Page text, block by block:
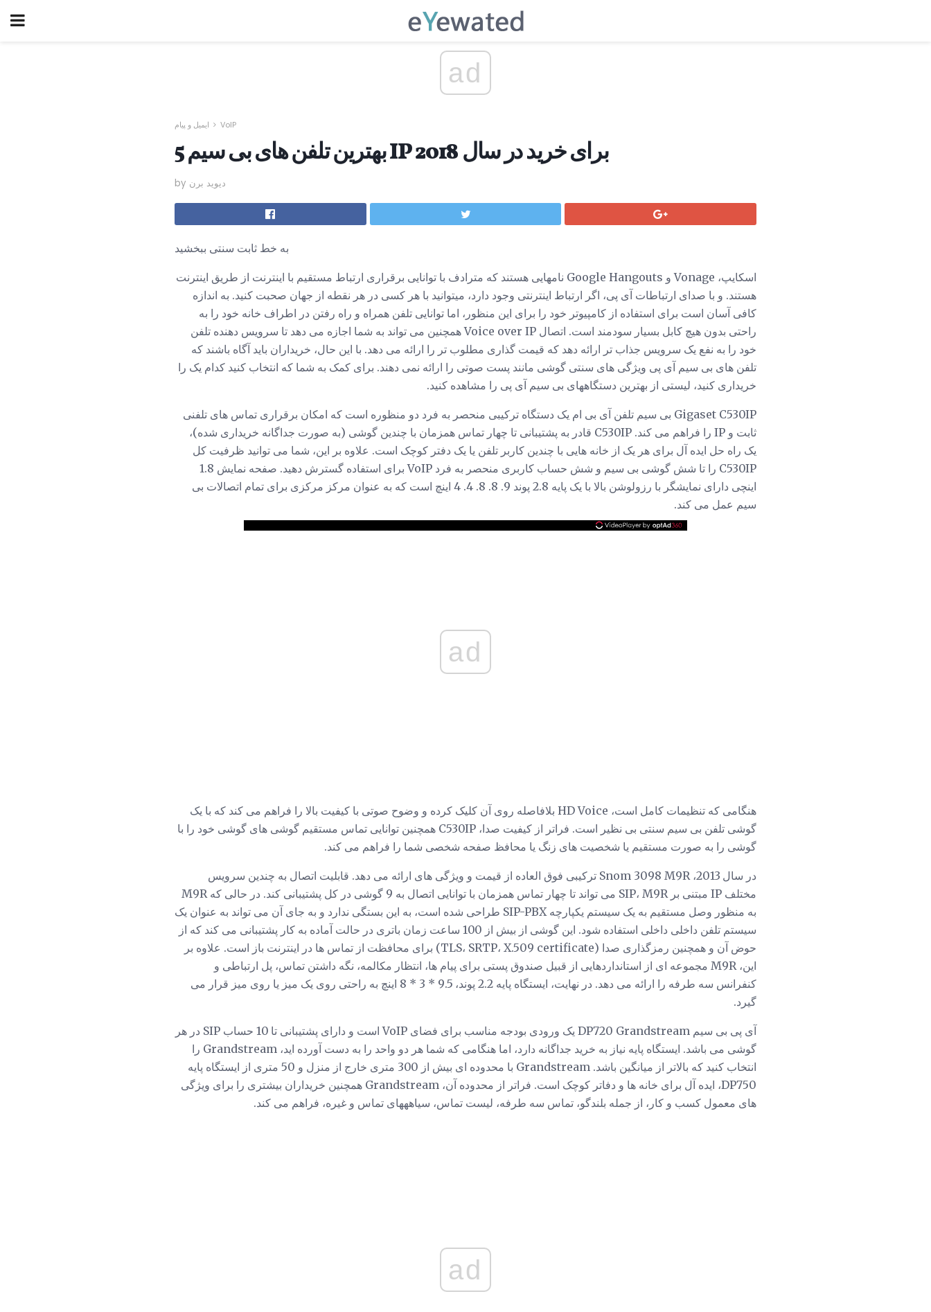
ad
ایمیل و پیام VoIP
5 بهترین تلفن های بی سیم IP برای خرید در سال 2018
by دیوید برن
به خط ثابت سنتی ببخشید
اسکایپ، Vonage و Google Hangouts نامهایی هستند که مترادف با توانایی برقراری ارتباط مستقیم با اینترنت از طریق اینترنت
هستند. و با صدای ارتباطات آی پی، اگر ارتباط اینترنتی وجود دارد، میتوانید با هر کسی در هر نقطه از جهان صحبت کنید. به اندازه
کافی آسان است برای استفاده از کامپیوتر خود را برای این منظور، اما توانایی تلفن همراه و راه رفتن در اطراف خانه خود را به
راحتی بدون هیچ کابل بسیار سودمند است. اتصال Voice over IP همچنین می تواند به شما اجازه می دهد تا سرویس دهنده تلفن
خود را به نفع یک سرویس جذاب تر ارائه دهد که قیمت گذاری مطلوب تر را ارائه می دهد. با این حال، خریداران باید آگاه باشند که
تلفن های بی سیم آی پی ویژگی های سنتی گوشی مانند پست صوتی را ارائه نمی دهند. برای کمک به شما که انتخاب کنید کدام یک را
خریداری کنید، لیستی از بهترین دستگاههای بی سیم آی پی را مشاهده کنید.
Gigaset C530IP بی سیم تلفن آی بی ام یک دستگاه ترکیبی منحصر به فرد دو منظوره است که امکان برقراری تماس های تلفنی
ثابت و IP را فراهم می کند. C530IP قادر به پشتیبانی تا چهار تماس همزمان با چندین گوشی (به صورت جداگانه خریداری شده)،
یک راه حل ایده آل برای هر یک از خانه هایی با چندین کاربر تلفن یا یک دفتر کوچک است. علاوه بر این، شما می توانید ظرفیت کل
C530IP را تا شش گوشی بی سیم و شش حساب کاربری منحصر به فرد VoIP برای استفاده گسترش دهید. صفحه نمایش 1.8
اینچی دارای نمایشگر با رزولوشن بالا با یک پایه 2.8 پوند 9. 8. 8. 4. 4 اینچ است که به عنوان مرکز مرکزی برای تمام اتصالات بی
سیم عمل می کند.
ad
هنگامی که تنظیمات کامل است، HD Voice بلافاصله روی آن کلیک کرده و وضوح صوتی با کیفیت بالا را فراهم می کند که با یک
گوشی تلفن بی سیم سنتی بی نظیر است. فراتر از کیفیت صدا، C530IP همچنین توانایی تماس مستقیم گوشی های گوشی خود را با
گوشی را به صورت مستقیم یا شخصیت های زنگ یا محافظ صفحه شخصی شما را فراهم می کند.
در سال 2013، Snom 3098 M9R ترکیبی فوق العاده از قیمت و ویژگی های ارائه می دهد. قابلیت اتصال به چندین سرویس
مختلف IP مبتنی بر SIP، M9R می تواند تا چهار تماس همزمان با توانایی اتصال به 9 گوشی در کل پشتیبانی کند. در حالی که M9R
به منظور وصل مستقیم به یک سیستم یکپارچه SIP-PBX طراحی شده است، به این بستگی ندارد و به جای آن می تواند به عنوان یک
سیستم تلفن داخلی داخلی استفاده شود. این گوشی از بیش از 100 ساعت زمان باتری در حالت آماده به کار پشتیبانی می کند که از
حوض آن و همچنین رمزگذاری صدا (TLS، SRTP، X.509 certificate) برای محافظت از تماس ها در اینترنت باز است. علاوه بر
این، M9R مجموعه ای از استانداردهایی از قبیل صندوق پستی برای پیام ها، انتظار مکالمه، نگه داشتن تماس، پل ارتباطی و
کنفرانس سه طرفه را ارائه می دهد. در نهایت، ایستگاه پایه 2.2 پوند، 9.5 * 3 * 8 اینچ به راحتی روی یک میز یا روی میز قرار می
گیرد.
آی پی بی سیم DP720 Grandstream یک ورودی بودجه مناسب برای فضای VoIP است و دارای پشتیبانی تا 10 حساب SIP در هر
گوشی می باشد. ایستگاه پایه نیاز به خرید جداگانه دارد، اما هنگامی که شما هر دو واحد را به دست آورده اید، Grandstream را
انتخاب کنید که بالاتر از میانگین باشد. Grandstream با محدوده ای بیش از 300 متری خارج از منزل و 50 متری از ایستگاه پایه
DP750، ایده آل برای خانه ها و دفاتر کوچک است. فراتر از محدوده آن، Grandstream همچنین خریداران بیشتری را برای ویژگی
های معمول کسب و کار، از جمله بلندگو، تماس سه طرفه، لیست تماس، سیاهههای تماس و غیره، فراهم می کند.
ad